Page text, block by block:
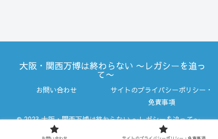
大阪・関西万博は終わらない 〜レガシーを追っ
て〜
お問い合わせ
サイトのプライバシーポリシー・
免責事項
© 2023 大阪・関西万博は終わらない 〜レガシーを追って〜.